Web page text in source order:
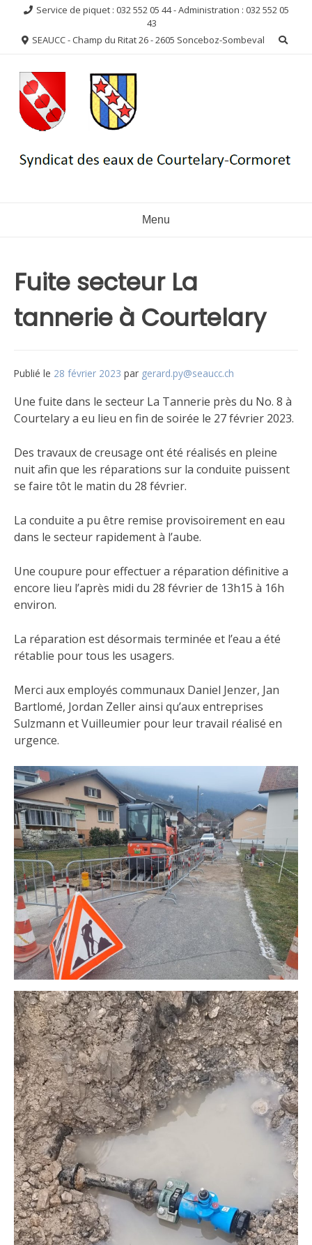
contenu
Service de piquet : 032 552 05 44 - Administration : 032 552 05
43
SEAUCC - Champ du Ritat 26 - 2605 Sonceboz-Sombeval
Menu
Fuite secteur La
tannerie à Courtelary
Publié le 28 février 2023 par gerard.py@seaucc.ch
Une fuite dans le secteur La Tannerie près du No. 8 à
Courtelary a eu lieu en fin de soirée le 27 février 2023.
Des travaux de creusage ont été réalisés en pleine
nuit afin que les réparations sur la conduite puissent
se faire tôt le matin du 28 février.
La conduite a pu être remise provisoirement en eau
dans le secteur rapidement à l’aube.
Une coupure pour effectuer a réparation définitive a
encore lieu l’après midi du 28 février de 13h15 à 16h
environ.
La réparation est désormais terminée et l’eau a été
rétablie pour tous les usagers.
Merci aux employés communaux Daniel Jenzer, Jan
Bartlomé, Jordan Zeller ainsi qu’aux entreprises
Sulzmann et Vuilleumier pour leur travail réalisé en
urgence.